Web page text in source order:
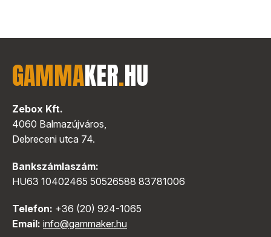
GAMMAKER.HU
Zebox Kft.
4060 Balmazújváros,
Debreceni utca 74.
Bankszámlaszám:
HU63 10402465 50526588 83781006
Telefon: +36 (20) 924-1065
Email: info@gammaker.hu